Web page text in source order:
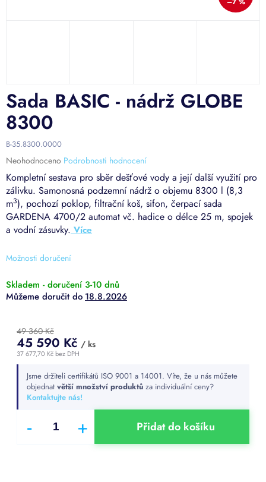
Možnosti doručení
Kompletní sestava pro sběr dešťové vody a její další využití pro
zálivku. Samonosná podzemní nádrž o objemu 8300 l (8,3
m3), pochozí poklop, filtrační koš, sifon, čerpací sada
GARDENA 4700/2 automat vč. hadice o délce 25 m, spojek
a vodní zásuvky.
Sada BASIC - nádrž GLOBE
8300
B-35.8300.0000
Průměrné
hodnocení
produktu
je
0,0
z
5
Neohodnoceno Podrobnosti hodnocení
Skladem - doručení 3-10 dnů
18.8.2026
49 360 Kč
45 590 Kč / ks
37 677,70 Kč bez DPH
cena:Jsme držiteli certifikátů ISO 9001 a 14001. Víte, že u nás můžete
objednat větší množství produktů za individuální ceny?
Kontaktujte nás!
Přidat do košíku